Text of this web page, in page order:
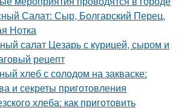
Салат: Сыр, Болгарский Перец,
Нотка
салат Цезарь с курицей, сыром и
рецепт
хлеб с солодом на закваске:
и секреты приготовления
хлеба: как приготовить